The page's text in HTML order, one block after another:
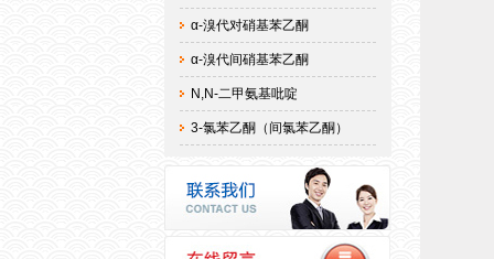
α-溴代对硝基苯乙酮
α-溴代间硝基苯乙酮
N,N-二甲氨基吡啶
3-氯苯乙酮（间氯苯乙酮）